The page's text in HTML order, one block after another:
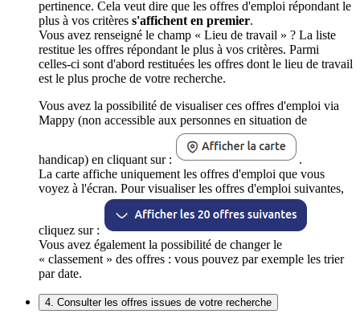
pertinence. Cela veut dire que les offres d'emploi répondant le
plus à vos critères s'affichent en premier.
Vous avez renseigné le champ « Lieu de travail » ? La liste
restitue les offres répondant le plus à vos critères. Parmi
celles-ci sont d'abord restituées les offres dont le lieu de travail
est le plus proche de votre recherche.
Vous avez la possibilité de visualiser ces offres d'emploi via
Mappy (non accessible aux personnes en situation de
handicap) en cliquant sur :
.
La carte affiche uniquement les offres d'emploi que vous
voyez à l'écran. Pour visualiser les offres d'emploi suivantes,
cliquez sur :
Vous avez également la possibilité de changer le
« classement » des offres : vous pouvez par exemple les trier
par date.
4. Consulter les offres issues de votre recherche